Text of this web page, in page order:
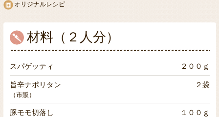
オリジナルレシピ
材料（２人分）
スパゲッティ ２００ｇ
旨辛ナポリタン ２袋
（市販）
豚モモ切落し １００ｇ